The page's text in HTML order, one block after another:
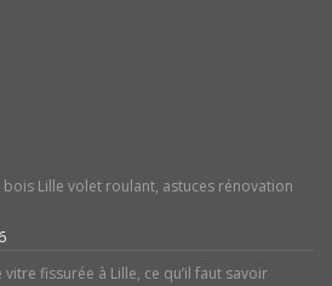
bois Lille volet roulant, astuces rénovation
vitre fissurée à Lille, ce qu’il faut savoir